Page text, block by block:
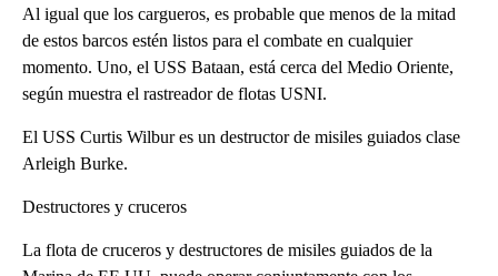
Al igual que los cargueros, es probable que menos de la mitad
de estos barcos estén listos para el combate en cualquier
momento. Uno, el USS Bataan, está cerca del Medio Oriente,
según muestra el rastreador de flotas USNI.
El USS Curtis Wilbur es un destructor de misiles guiados clase
Arleigh Burke.
Destructores y cruceros
La flota de cruceros y destructores de misiles guiados de la